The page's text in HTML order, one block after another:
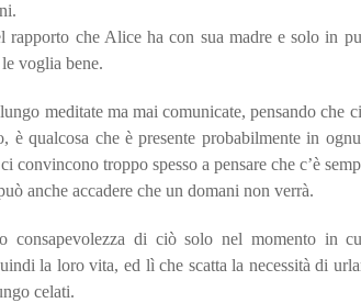
rapporto che Alice ha con sua madre e solo in
voglia bene.
meditate ma mai comunicate, pensando che
è qualcosa che è presente probabilmente in
convincono troppo spesso a pensare che c’è
anche accadere che un domani non verrà.
consapevolezza di ciò solo nel momento in
la loro vita, ed lì che scatta la necessità di
celati.